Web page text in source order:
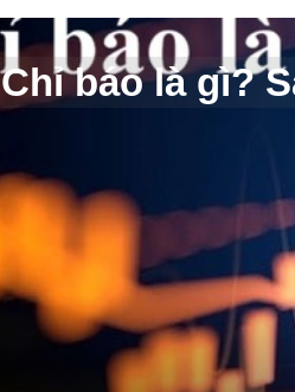
Chỉ báo là gì?